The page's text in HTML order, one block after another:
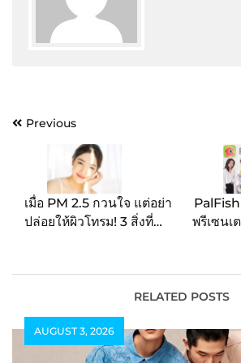
PostPrevious
เมื่อ PM 2.5 กวนใจ แต่อย่า
ปล่อยให้ผิวโทรม! 3 สิ่งที่
พรีเซนเ
เรียนอัง
RELATED POSTS
AUGUST 3, 2026